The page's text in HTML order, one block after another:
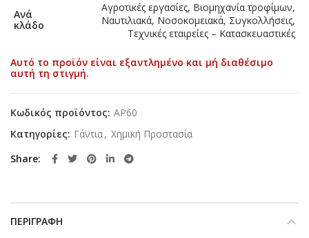
Ανά
κλάδο
Αγροτικές εργασίες, Βιομηχανία τροφίμων,
Ναυτιλιακά, Νοσοκομειακά, Συγκολλήσεις,
Τεχνικές εταιρείες – Κατασκευαστικές
Αυτό το προϊόν είναι εξαντλημένο και μή διαθέσιμο
αυτή τη στιγμή.
Κωδικός προϊόντος: AP60
Κατηγορίες: Γάντια, Χημική Προστασία
Share
ΠΕΡΙΓΡΑΦΉ